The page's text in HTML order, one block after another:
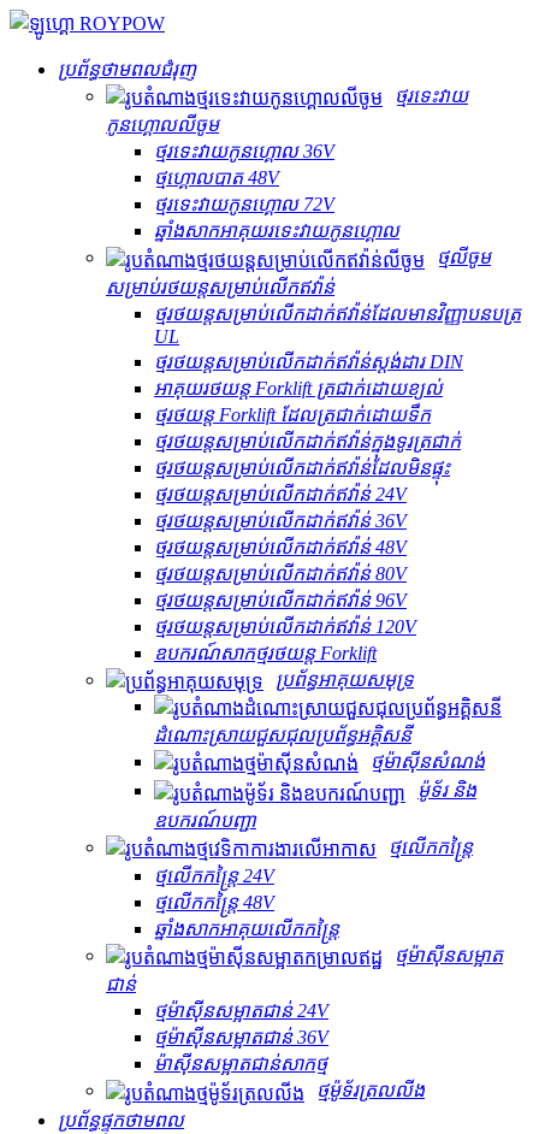
ប្រព័ន្ធថាមពលជំរុញ
ថ្មរទេះវាយ
កូនហ្គោលលីចូម
ថ្មរទេះវាយកូនហ្គោល 36V
ថ្ម​ហ្គោល​បាត 48V
ថ្មរទេះវាយកូនហ្គោល 72V
ឆ្នាំងសាកអាគុយរទេះវាយកូនហ្គោល
ថ្មលីចូម
សម្រាប់រថយន្តសម្រាប់លើកឥវ៉ាន់
ថ្មរថយន្តសម្រាប់លើកដាក់ឥវ៉ាន់ដែលមានវិញ្ញាបនបត្រ
UL
ថ្មរថយន្តសម្រាប់លើកដាក់ឥវ៉ាន់ស្តង់ដារ DIN
អាគុយរថយន្ត Forklift ត្រជាក់ដោយខ្យល់
ថ្មរថយន្ត Forklift ដែលត្រជាក់ដោយទឹក
ថ្មរថយន្តសម្រាប់លើកដាក់ឥវ៉ាន់ក្នុងទូរត្រជាក់
ថ្មរថយន្តសម្រាប់លើកដាក់ឥវ៉ាន់ដែលមិនផ្ទុះ
ថ្មរថយន្តសម្រាប់លើកដាក់ឥវ៉ាន់ 24V
ថ្មរថយន្តសម្រាប់លើកដាក់ឥវ៉ាន់ 36V
ថ្មរថយន្តសម្រាប់លើកដាក់ឥវ៉ាន់ 48V
ថ្មរថយន្តសម្រាប់លើកដាក់ឥវ៉ាន់ 80V
ថ្មរថយន្តសម្រាប់លើកដាក់ឥវ៉ាន់ 96V
ថ្មរថយន្តសម្រាប់លើកដាក់ឥវ៉ាន់ 120V
ឧបករណ៍សាកថ្មរថយន្ត Forklift
ប្រព័ន្ធអាគុយសមុទ្រ
ដំណោះស្រាយ​ជួសជុល​ប្រព័ន្ធ​អគ្គិសនី
ថ្មម៉ាស៊ីនសំណង់
ម៉ូទ័រ និង
ឧបករណ៍បញ្ជា
ថ្មលើកកន្ត្រៃ
ថ្មលើកកន្ត្រៃ 24V
ថ្មលើកកន្ត្រៃ 48V
ឆ្នាំងសាកអាគុយលើកកន្ត្រៃ
ថ្មម៉ាស៊ីនសម្អាត
ជាន់
ថ្មម៉ាស៊ីនសម្អាតជាន់ 24V
ថ្មម៉ាស៊ីនសម្អាតជាន់ 36V
ម៉ាស៊ីនសម្អាតជាន់សាកថ្ម
ថ្មម៉ូទ័រត្រលលីង
ប្រព័ន្ធផ្ទុកថាមពល